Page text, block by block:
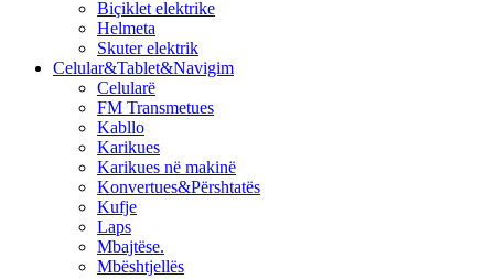
Biçiklet elektrike
Helmeta
Skuter elektrik
Celular&Tablet&Navigim
Celularë
FM Transmetues
​Kabllo
Karikues
Karikues në makinë
Konvertues&Përshtatës
Kufje
Laps
Mbajtëse.
Mbështjellës